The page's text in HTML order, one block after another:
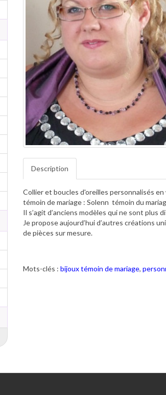
Description
Collier et boucles d'oreilles personnalisés
témoin de mariage : Solenn témoin du
Il s’agit d’anciens modèles qui ne sont plus
Je propose aujourd’hui d’autres créations
de pièces sur mesure.
Mots-clés : bijoux témoin de mariage,